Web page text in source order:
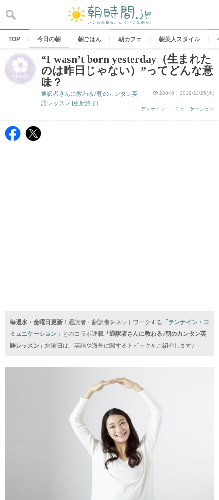
content
TOP 今日の朝 朝ごはん 朝カフェ 朝美人スタイル
“I wasn’t born yesterday（生まれた
のは昨日じゃない）”ってどんな意
味？
28848 2019/12/25(水)
テンナイン・コミュニケーション
通訳者さんに教わる♪朝のカンタン英
語レッスン [更新終了]
毎週水・金曜日更新！ 通訳者・翻訳者をネットワークする 「 テンナイン・コ
ミュニケーション 」 とのコラボ連載 「通訳者さんに教わる♪朝のカンタン英
語レッスン」 水曜日は、英語や海外に関するトピックをご紹介します♪